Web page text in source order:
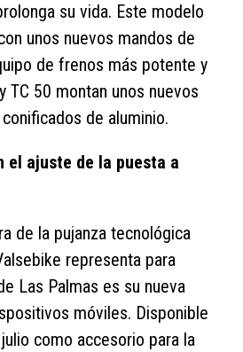
su vida. Este modelo
unos nuevos mandos de
de frenos más potente y
TC 50 montan unos nuevos
de aluminio.
el ajuste de la puesta a
de la pujanza tecnológica
representa para
Las Palmas es su nueva
móviles. Disponible
como accesorio para la